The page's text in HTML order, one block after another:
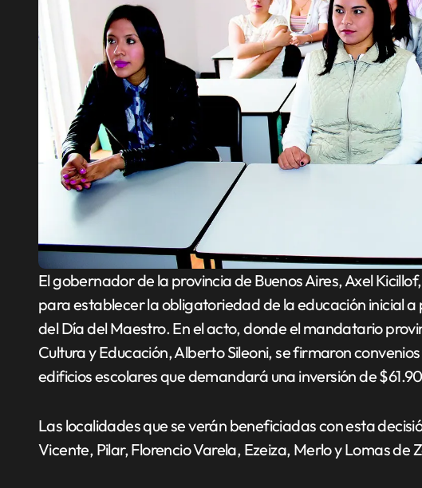
El gobernador de la provincia de Buenos Aires, Axel Kicillof, anunció que enviará un proyecto de ley
para establecer la obligatoriedad de la educación inicial
del Día del Maestro. En el acto, donde el mandatario
Cultura y Educación, Alberto Sileoni, se firmaron
edificios escolares que demandará una inversión de
Las localidades que se verán beneficiadas con esta
Vicente, Pilar, Florencio Varela, Ezeiza, Merlo y Lomas de